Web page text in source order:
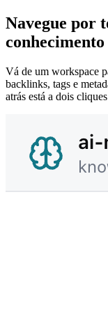
Navegue por
conhecimento
Vá de um workspace
backlinks, tags e
atrás está a dois